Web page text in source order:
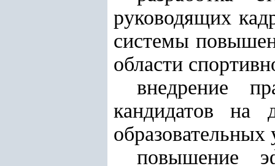
руководящих
системы
области
внедрение
кандидатов на
повышение